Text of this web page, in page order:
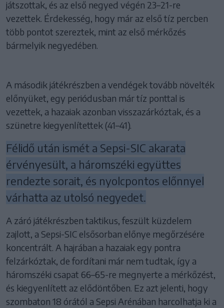
játszottak, és az első negyed végén 23–21-re
vezettek. Érdekesség, hogy már az első tíz percben
több pontot szereztek, mint az első mérkőzés
bármelyik negyedében.
A második játékrészben a vendégek tovább növelték
előnyüket, egy periódusban már tíz ponttal is
vezettek, a hazaiak azonban visszazárkóztak, és a
szünetre kiegyenlítettek (41–41).
Félidő után ismét a Sepsi-SIC akarata
érvényesült, a háromszéki együttes
rendezte sorait, és nyolcpontos előnnyel
várhatta az utolsó negyedet.
A záró játékrészben taktikus, feszült küzdelem
zajlott, a Sepsi-SIC elsősorban előnye megőrzésére
koncentrált. A hajrában a hazaiak egy pontra
felzárkóztak, de fordítani már nem tudtak, így a
háromszéki csapat 66–65-re megnyerte a mérkőzést,
és kiegyenlített az elődöntőben. Ez azt jelenti, hogy
szombaton 18 órától a Sepsi Arénában harcolhatja ki a